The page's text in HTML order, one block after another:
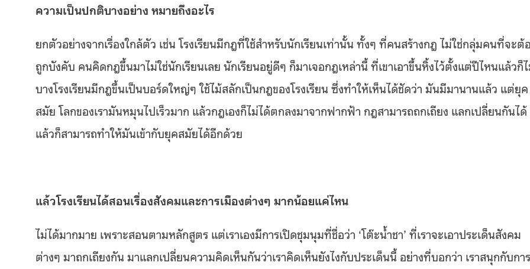
ความเป็นปกติบางอย่าง หมายถึงอะไร
ยกตัวอย่างจากเรื่องใกล้ตัว เช่น โรงเรียนมีกฎที่ใช้สำหรับนักเรียนเท่านั้น ทั้งๆ ที่คนสร้างกฎ ไม่ใช่กลุ่มคนที่จะต้
ถูกบังคับ คนคิดกฎขึ้นมาไม่ใช่นักเรียนเลย นักเรียนอยู่ดีๆ ก็มาเจอกฎเหล่านี้ ที่เขาเอาขึ้นหิ้งไว้ตั้งแต่ปีไหนแล้วก็
บางโรงเรียนมีกฎขึ้นเป็นบอร์ดใหญ่ๆ ใช้ไม้สลักเป็นกฎของโรงเรียน ซึ่งทำให้เห็นได้ชัดว่า มันมีมานานแล้ว แต่ยุค
สมัย โลกของเรามันหมุนไปเร็วมาก แล้วกฎเองก็ไม่ได้ตกลงมาจากฟากฟ้า กฎสามารถถกเถียง แลกเปลี่ยนกันได้
แล้วก็สามารถทำให้มันเข้ากับยุคสมัยได้อีกด้วย
แล้วโรงเรียนได้สอนเรื่องสังคมและการเมืองต่างๆ มากน้อยแค่ไหน
ไม่ได้มากมาย เพราะสอนตามหลักสูตร แต่เราเองมีการเปิดชุมนุมที่ชื่อว่า ‘โต๊ะน้ำชา’ ที่เราจะเอาประเด็นสังคม
ต่างๆ มาถกเถียงกัน มาแลกเปลี่ยนความคิดเห็นกันว่าเราคิดเห็นยังไงกับประเด็นนี้ อย่างที่บอกว่า เราสนุกกับการ